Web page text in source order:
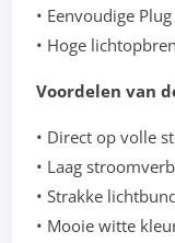
• Eenvoudige
• Hoge
Voordelen van
• Direct op volle
• Laag
• Strakke
• Mooie witte